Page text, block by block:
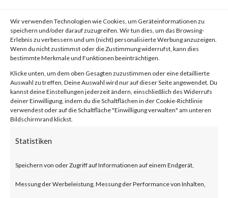
Wir verwenden Technologien wie Cookies, um Geräteinformationen zu
speichern und/oder darauf zuzugreifen. Wir tun dies, um das Browsing-
Erlebnis zu verbessern und um (nicht) personalisierte Werbung anzuzeigen.
Wenn du nicht zustimmst oder die Zustimmung widerrufst, kann dies
bestimmte Merkmale und Funktionen beeinträchtigen.
Klicke unten, um dem oben Gesagten zuzustimmen oder eine detaillierte
Auswahl zu treffen. Deine Auswahl wird nur auf dieser Seite angewendet. Du
kannst deine Einstellungen jederzeit ändern, einschließlich des Widerrufs
deiner Einwilligung, indem du die Schaltflächen in der Cookie-Richtlinie
verwendest oder auf die Schaltfläche "Einwilligung verwalten" am unteren
Bildschirmrand klickst.
Statistiken
Speichern von oder Zugriff auf Informationen auf einem Endgerät,
Messung der Werbeleistung, Messung der Performance von Inhalten,
for file
compression/decompression
and archive management.
What is the Attack?
vulnerability that affects
WinRAR before version 6.23.